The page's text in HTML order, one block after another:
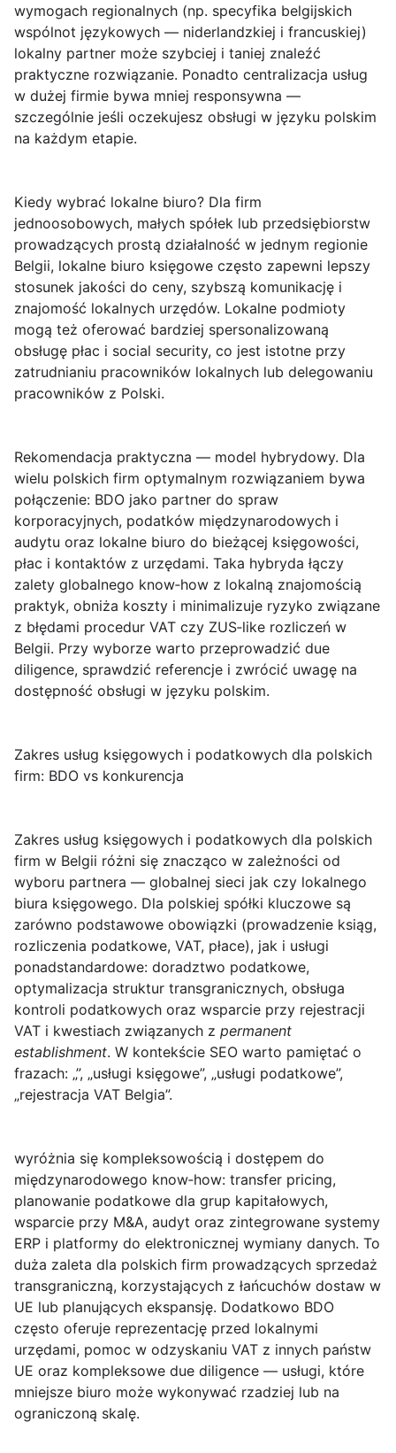
wymogach regionalnych (np. specyfika belgijskich
wspólnot językowych — niderlandzkiej i francuskiej)
lokalny partner może szybciej i taniej znaleźć
praktyczne rozwiązanie. Ponadto centralizacja usług
w dużej firmie bywa mniej responsywna —
szczególnie jeśli oczekujesz obsługi w języku polskim
na każdym etapie.
Kiedy wybrać lokalne biuro? Dla firm
jednoosobowych, małych spółek lub przedsiębiorstw
prowadzących prostą działalność w jednym regionie
Belgii, lokalne biuro księgowe często zapewni lepszy
stosunek jakości do ceny, szybszą komunikację i
znajomość lokalnych urzędów. Lokalne podmioty
mogą też oferować bardziej spersonalizowaną
obsługę płac i social security, co jest istotne przy
zatrudnianiu pracowników lokalnych lub delegowaniu
pracowników z Polski.
Rekomendacja praktyczna — model hybrydowy. Dla
wielu polskich firm optymalnym rozwiązaniem bywa
połączenie: BDO jako partner do spraw
korporacyjnych, podatków międzynarodowych i
audytu oraz lokalne biuro do bieżącej księgowości,
płac i kontaktów z urzędami. Taka hybryda łączy
zalety globalnego know‑how z lokalną znajomością
praktyk, obniża koszty i minimalizuje ryzyko związane
z błędami procedur VAT czy ZUS‑like rozliczeń w
Belgii. Przy wyborze warto przeprowadzić due
diligence, sprawdzić referencje i zwrócić uwagę na
dostępność obsługi w języku polskim.
Zakres usług księgowych i podatkowych dla polskich
firm: BDO vs konkurencja
Zakres usług księgowych i podatkowych dla polskich
firm w Belgii różni się znacząco w zależności od
wyboru partnera — globalnej sieci jak czy lokalnego
biura księgowego. Dla polskiej spółki kluczowe są
zarówno podstawowe obowiązki (prowadzenie ksiąg,
rozliczenia podatkowe, VAT, płace), jak i usługi
ponadstandardowe: doradztwo podatkowe,
optymalizacja struktur transgranicznych, obsługa
kontroli podatkowych oraz wsparcie przy rejestracji
VAT i kwestiach związanych z permanent
establishment. W kontekście SEO warto pamiętać o
frazach: „”, „usługi księgowe”, „usługi podatkowe”,
„rejestracja VAT Belgia”.
wyróżnia się kompleksowością i dostępem do
międzynarodowego know‑how: transfer pricing,
planowanie podatkowe dla grup kapitałowych,
wsparcie przy M&A, audyt oraz zintegrowane systemy
ERP i platformy do elektronicznej wymiany danych. To
duża zaleta dla polskich firm prowadzących sprzedaż
transgraniczną, korzystających z łańcuchów dostaw w
UE lub planujących ekspansję. Dodatkowo BDO
często oferuje reprezentację przed lokalnymi
urzędami, pomoc w odzyskaniu VAT z innych państw
UE oraz kompleksowe due diligence — usługi, które
mniejsze biuro może wykonywać rzadziej lub na
ograniczoną skalę.